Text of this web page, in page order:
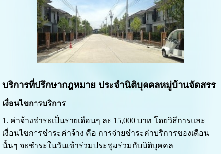
บริการที่ปรึกษากฎหมาย ประจำนิติบุคคลหมู่บ้านจัดสรร
เงื่อนไขการบริการ
1. ค่าจ้างชำระเป็นรายเดือนๆ ละ 15,000 บาท โดยวิธีการและ
เงื่อนไขการชำระค่าจ้าง คือ การจ่ายชำระค่าบริการของเดือน
นั้นๆ จะชำระในวันเข้าร่วมประชุมร่วมกับนิติบุคคล